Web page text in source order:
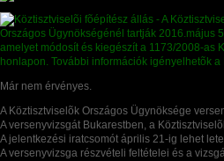
Már nem érvényes.
A Köztisztviselõk Országos Ügynöksége
A versenyvizsgát Bukarestben, a
A jelentkezési iratcsomót április 21-ig lehet
A versenyvizsga részvételi feltételei és a